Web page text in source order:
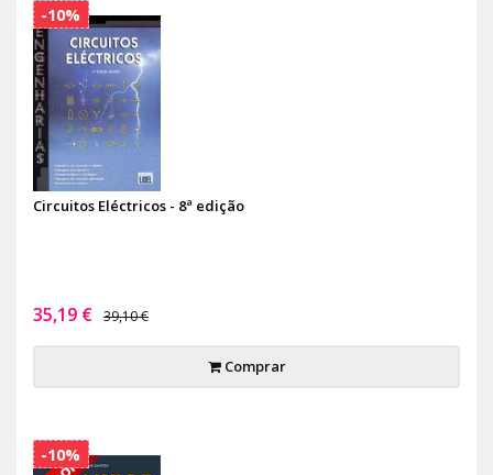
Circuitos Eléctricos - 8ª edição
35,19 € 39,10 €
Comprar
-10%
-10%